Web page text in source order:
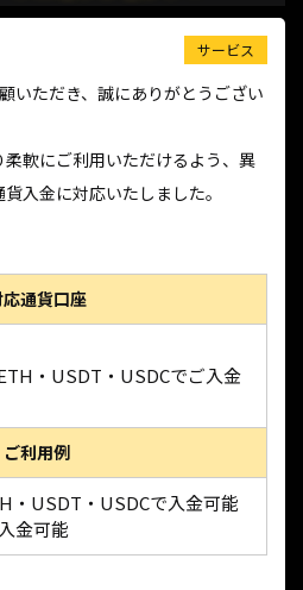
サービス
いただき、誠にありがとうござい
軟にご利用いただけるよう、異
入金に対応いたしました。
通貨口座
・USDT・USDCでご入金
ご利用例
・USDT・USDCで入金可能
金可能